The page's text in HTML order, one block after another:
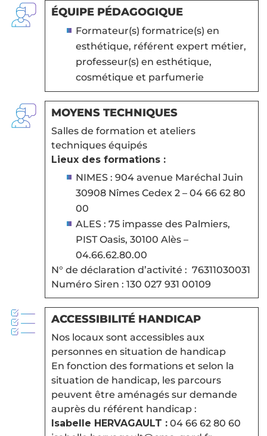
ÉQUIPE PÉDAGOGIQUE
Formateur(s) formatrice(s) en
esthétique, référent expert métier,
professeur(s) en esthétique,
cosmétique et parfumerie
MOYENS TECHNIQUES
Salles de formation et ateliers
techniques équipés
Lieux des formations :
NIMES : 904 avenue Maréchal Juin
30908 Nîmes Cedex 2 – 04 66 62 80
00
ALES : 75 impasse des Palmiers,
PIST Oasis, 30100 Alès –
04.66.62.80.00
N° de déclaration d’activité : 76311030031
Numéro Siren : 130 027 931 00109
ACCESSIBILITÉ HANDICAP
Nos locaux sont accessibles aux
personnes en situation de handicap
En fonction des formations et selon la
situation de handicap, les parcours
peuvent être aménagés sur demande
auprès du référent handicap :
Isabelle HERVAGAULT :04 66 62 80 60